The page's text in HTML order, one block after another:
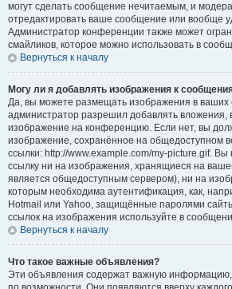
могут сделать сообщение нечитаемым, и
отредактировать ваше сообщение или вообще
Администратор конференции также может
смайликов, которое можно использовать в
Вернуться к началу
Могу ли я добавлять изображения к
Да, вы можете размещать изображения в ваших
администратор разрешил добавлять вложения,
изображение на конференцию. Если нет, вы
изображение, сохранённое на общедоступном
ссылки: http://www.example.com/my-picture.gif. Вы
ссылку ни на изображения, хранящиеся на
является общедоступным сервером), ни на
которым необходима аутентификация, как,
Hotmail или Yahoo, защищённые паролями
ссылок на изображения используйте в
Вернуться к началу
Что такое важные объявления?
Эти объявления содержат важную